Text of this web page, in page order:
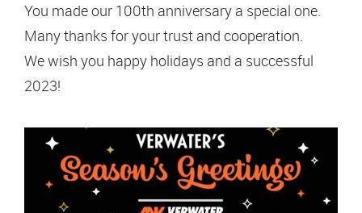
You made our 100th anniversary a special one.
Many thanks for your trust and cooperation.
We wish you happy holidays and a successful
2023!